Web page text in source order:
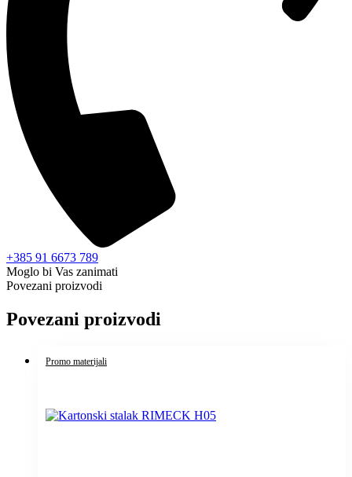
+385 91 6673 789
Moglo bi Vas zanimati
Povezani proizvodi
Povezani proizvodi
Promo materijali